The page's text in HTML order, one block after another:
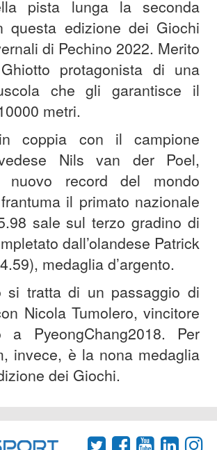
pista lunga la seconda
questa edizione dei Giochi
di Pechino 2022. Merito
protagonista di una
che gli garantisce il
metri.
in coppia con il campione
Nils van der Poel,
nuovo record del mondo
il primato nazionale
sale sul terzo gradino di
dall’olandese Patrick
medaglia d’argento.
si tratta di un passaggio di
Nicola Tumolero, vincitore
a PyeongChang2018. Per
invece, è la nona medaglia
dei Giochi.